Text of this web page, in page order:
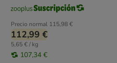
Precio normal 115,98 €
112,99 €
5,65 € / kg
107,34 €